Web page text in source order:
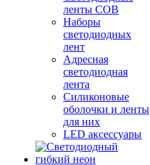
ленты COB
Наборы
светодиодных
лент
Адресная
светодиодная
лента
Силиконовые
оболочки и ленты
для них
LED аксессуары